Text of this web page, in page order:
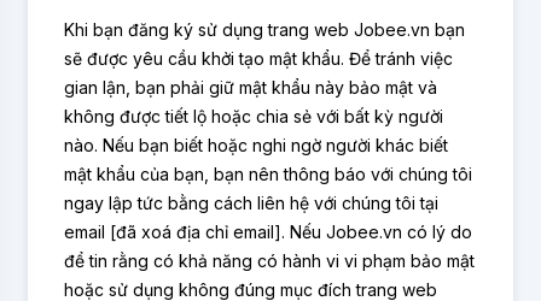
Khi bạn đăng ký sử dụng trang web Jobee.vn bạn
sẽ được yêu cầu khởi tạo mật khẩu. Để tránh việc
gian lận, bạn phải giữ mật khẩu này bảo mật và
không được tiết lộ hoặc chia sẻ với bất kỳ người
nào. Nếu bạn biết hoặc nghi ngờ người khác biết
mật khẩu của bạn, bạn nên thông báo với chúng tôi
ngay lập tức bằng cách liên hệ với chúng tôi tại
email [đã xoá địa chỉ email]. Nếu Jobee.vn có lý do
để tin rằng có khả năng có hành vi vi phạm bảo mật
hoặc sử dụng không đúng mục đích trang web